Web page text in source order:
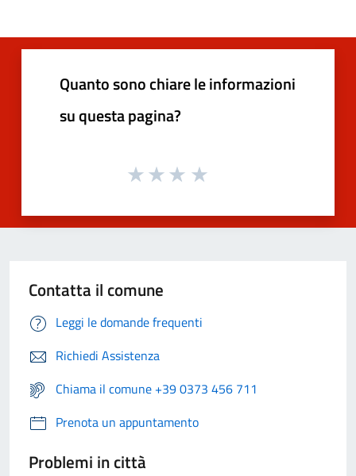
Quanto sono chiare le informazioni
su questa pagina?
Contatta il comune
Leggi le domande frequenti
Richiedi Assistenza
Chiama il comune +39 0373 456 711
Prenota un appuntamento
Problemi in città